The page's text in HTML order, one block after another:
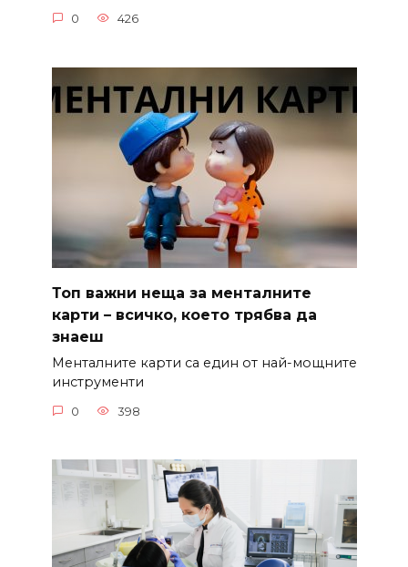
0 426
Топ важни неща за менталните
карти – всичко, което трябва да
знаеш
Менталните карти са един от най-мощните
инструменти
0 398